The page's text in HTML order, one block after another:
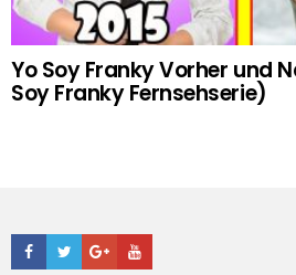
Yo Soy Franky Vorher und
Soy Franky Fernsehserie)
Facebook
TwitterGoogle+Youtube